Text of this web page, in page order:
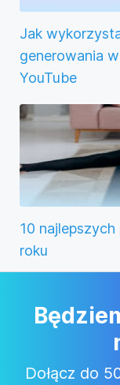
Jak
generowania
YouTube
10
roku
Dołącz do